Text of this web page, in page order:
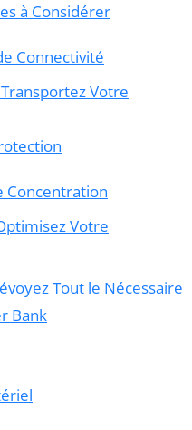
à Considérer
Connectivité
Votre
Concentration
Votre
Tout le Nécessaire
Bank